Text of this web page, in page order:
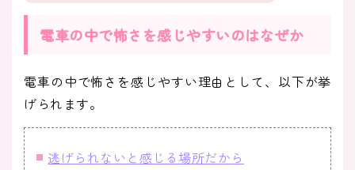
電車の中で怖さを感じやすいのはなぜか
電車の中で怖さを感じやすい理由として、以下が挙
げられます。
逃げられないと感じる場所だから